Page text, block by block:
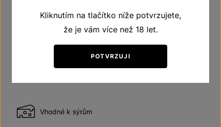
lahvování
Vhodné k sýrům
Kliknutím na tlačítko níže potvrzujete,
že je vám více než 18 let.
POTVRZUJI